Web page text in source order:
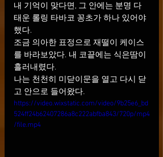
내 기억이 맞다면, 그 안에는 분명 다
태운 롤링 타바코 꽁초가 하나 있어야
했다.
조금 의아한 표정으로 재떨이 케이스
를 바라보았다. 내 코끝에는 식은땀이
흘러내렸다.
나는 천천히 미닫이문을 열고 다시 닫
고 안으로 들어왔다.
https://video.wixstatic.com/video/9b25e6_bd
524ff24b62407286a8c222abfba843/720p/mp4
/file.mp4